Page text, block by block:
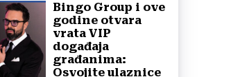
Bingo Group i ove
godine otvara
vrata VIP
događaja
građanima:
Osvojite ulaznice